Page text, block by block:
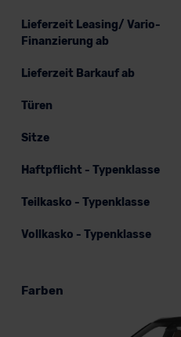
Lieferzeit Leasing/ Vario-
Finanzierung ab
Lieferzeit Barkauf ab
Türen
Sitze
Haftpflicht - Typenklasse
Teilkasko - Typenklasse
Vollkasko - Typenklasse
Farben